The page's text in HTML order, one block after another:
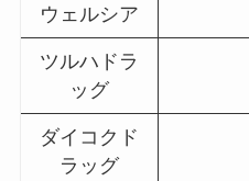
ウェルシア
ツルハドラ
ッグ
ダイコクド
ラッグ